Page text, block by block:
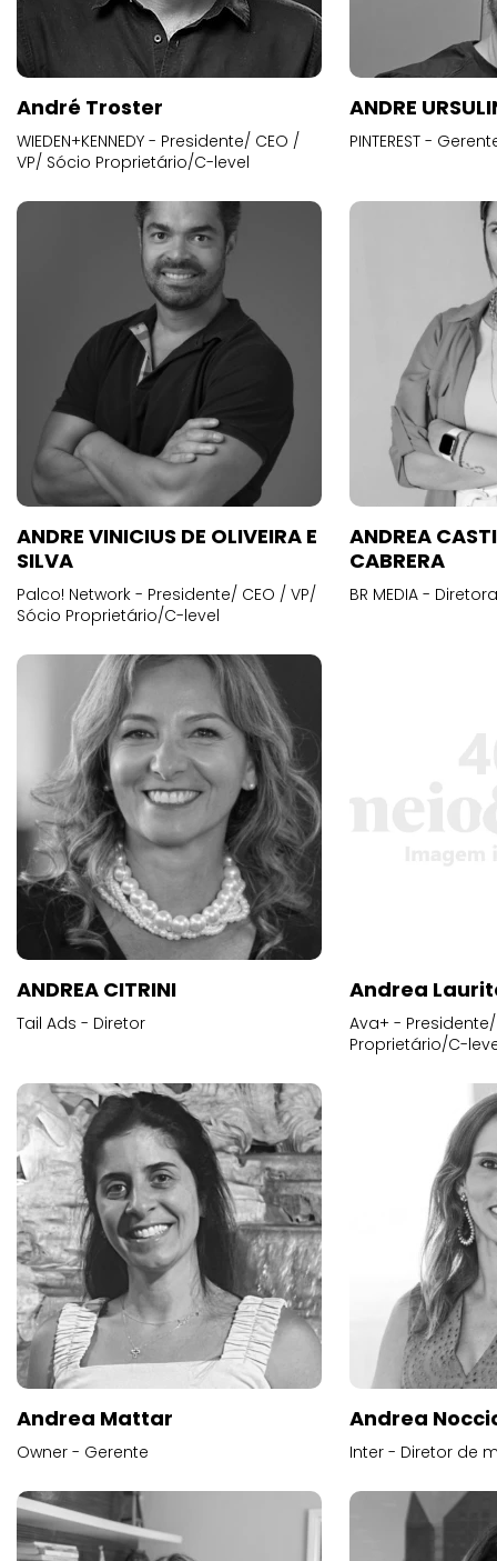
André Troster
WIEDEN+KENNEDY - Presidente/ CEO /
VP/ Sócio Proprietário/C-level
ANDRE
PINTEREST -
ANDRE VINICIUS DE OLIVEIRA E
SILVA
Palco! Network - Presidente/ CEO / VP/
Sócio Proprietário/C-level
ANDREA
CABRERA
BR MEDIA -
ANDREA CITRINI
Tail Ads - Diretor
Andrea
Ava+ -
Proprietário/C-
Andrea Mattar
Owner - Gerente
Andrea
Inter - Diretor de